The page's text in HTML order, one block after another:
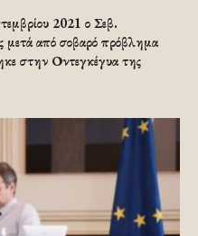
2021 ο Σεβ.
από σοβαρό πρόβλημα
στην Οντεγκέγυα της